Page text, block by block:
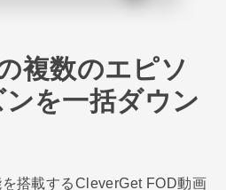
複数のエピソ
を一括ダウン
搭載するCleverGet FOD動画